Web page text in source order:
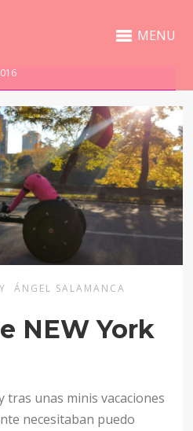
MENU
ÁNGEL SALAMANCA
NEW York
tras unas minis vacaciones
necesitaban puedo